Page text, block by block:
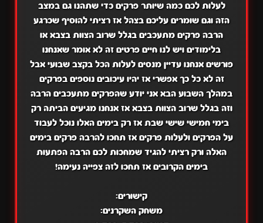
לעלות לכם כמה שיותר פרקים כדי שתהנו גם במצב
הזה וגם שומרים עליכם בצהל אז רציתי להוסיף שכרגע
הרבה פרקים מתעכבים בגלל שרוב הצוות בצבא או
בלימודים ויש לנו חיים פרטים זה לא אומר שאנחנו
פורשים אנחנו עדיין מנסים לעלות הכל בקצב שבועי אבל
זה לא כל כך אפשרי אז יהיו עיכובים נוספים בפרקים
במהלך השבוע הבא אני יודע שהפרקים מתעכבים הרבה
וזה בגלל שרוב הצוות בצבא אז אנחנו מגיעים הביתה רק
בימי חמישי שישי שבת אז רק בימים האלו נוכל לעבוד
על הפרקים ולעלות פרקים אז תחכו להרבה פרקים בימים
האלה ורק רציתי להגיד שמחכות לכם הרבה הפתעות
בימים הקרובים אז תחכו לזה צפייה נעימה!
קישורים:
משחק השקרנים: